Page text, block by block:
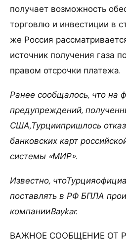
получает возможность
торговлю и инвестиции в
же Россия
источник получения газа
правом отсрочки платежа.
Ранее сообщалось, что на
предупреждений,
США,Турциипришлось
банковских карт
системы «МИР».
Известно,
поставлять в РФ БПЛА
компанииBaykar.
ВАЖНОЕ СООБЩЕНИЕ ОТ